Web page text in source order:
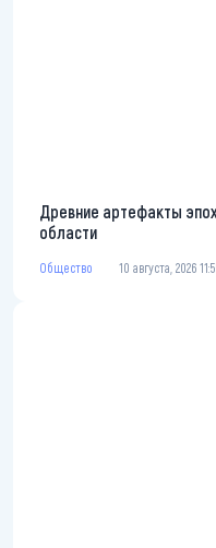
Древние артефакты
области
Общество 10 августа, 2026